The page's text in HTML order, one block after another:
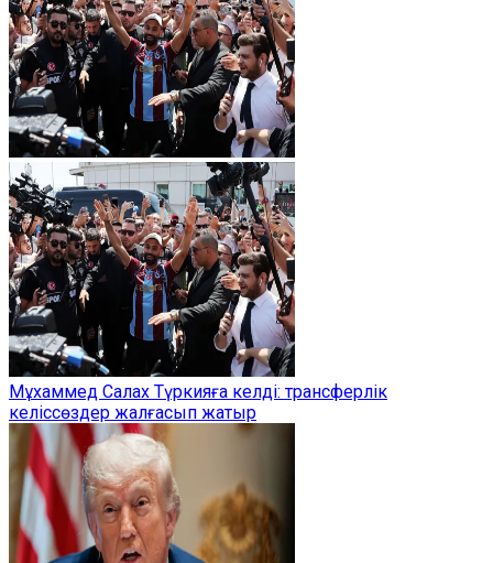
Мұхаммед Салах Түркияға келді: трансферлік
келіссөздер жалғасып жатыр